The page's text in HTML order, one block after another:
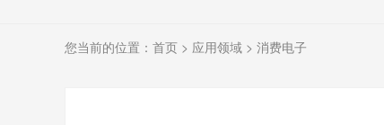
您当前的位置： 首页 > 应用领域 > 消费电子